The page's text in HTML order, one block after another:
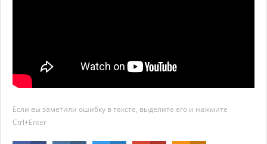
Если вы заметили ошибку в тексте, выделите его и нажмите
Ctrl+Enter